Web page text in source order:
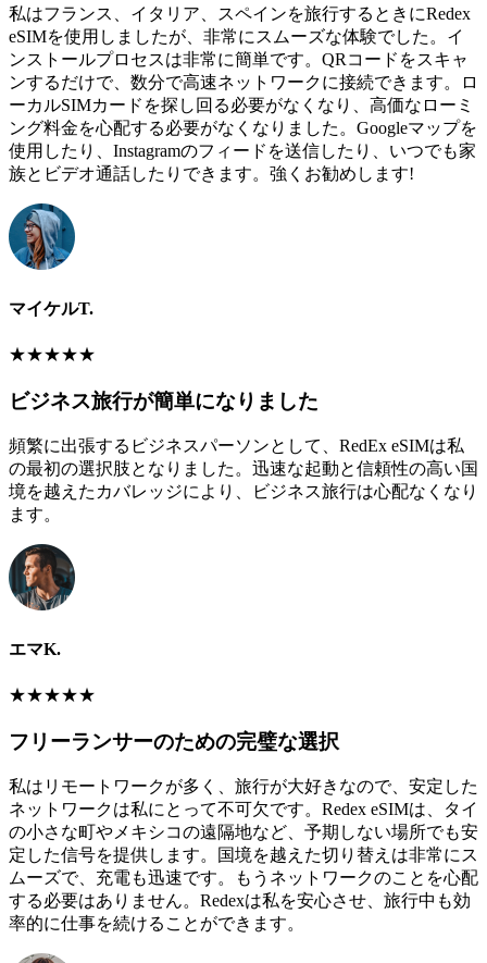
私はフランス、イタリア、スペインを旅行するときにRedex
eSIMを使用しましたが、非常にスムーズな体験でした。イ
ンストールプロセスは非常に簡単です。QRコードをスキャ
ンするだけで、数分で高速ネットワークに接続できます。ロ
ーカルSIMカードを探し回る必要がなくなり、高価なローミ
ング料金を心配する必要がなくなりました。Googleマップを
使用したり、Instagramのフィードを送信したり、いつでも家
族とビデオ通話したりできます。強くお勧めします!
マイケルT.
★★★★★
ビジネス旅行が簡単になりました
頻繁に出張するビジネスパーソンとして、RedEx eSIMは私
の最初の選択肢となりました。迅速な起動と信頼性の高い国
境を越えたカバレッジにより、ビジネス旅行は心配なくなり
ます。
エマK.
★★★★★
フリーランサーのための完璧な選択
私はリモートワークが多く、旅行が大好きなので、安定した
ネットワークは私にとって不可欠です。Redex eSIMは、タイ
の小さな町やメキシコの遠隔地など、予期しない場所でも安
定した信号を提供します。国境を越えた切り替えは非常にス
ムーズで、充電も迅速です。もうネットワークのことを心配
する必要はありません。Redexは私を安心させ、旅行中も効
率的に仕事を続けることができます。